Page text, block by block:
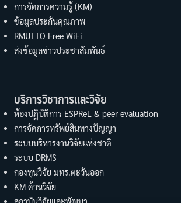
การจัดการความรู้ (KM)
ข้อมูลประกันคุณภาพ
RMUTTO Free WiFi
ส่งข้อมูลข่าวประชาสัมพันธ์
บริการวิชาการและวิจัย
ห้องปฏิบัติการ ESPReL & peer evaluation
การจัดการทรัพย์สินทางปัญญา
ระบบบริหารงานวิจัยแห่งชาติ
ระบบ DRMS
กองทุนวิจัย มทร.ตะวันออก
KM ด้านวิจัย